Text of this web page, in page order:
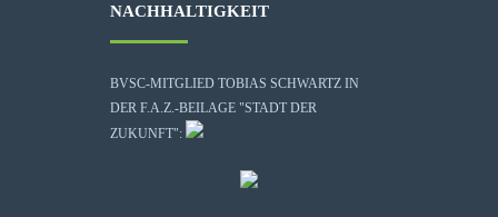
NACHHALTIGKEIT
BVSC-MITGLIED TOBIAS SCHWARTZ IN
DER F.A.Z.-BEILAGE "STADT DER
ZUKUNFT":